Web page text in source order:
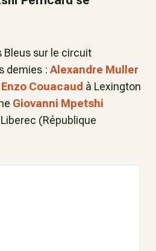
Bleus sur le circuit
demies : Alexandre Muller
Enzo Couacaud à Lexington
Giovanni Mpetshi
(République